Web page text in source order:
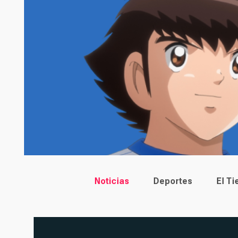
Main menu
Noticias Deportes El